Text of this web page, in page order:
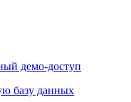
демо-доступ
базу данных